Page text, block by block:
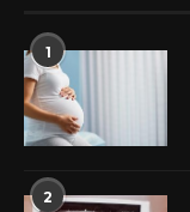
1
2